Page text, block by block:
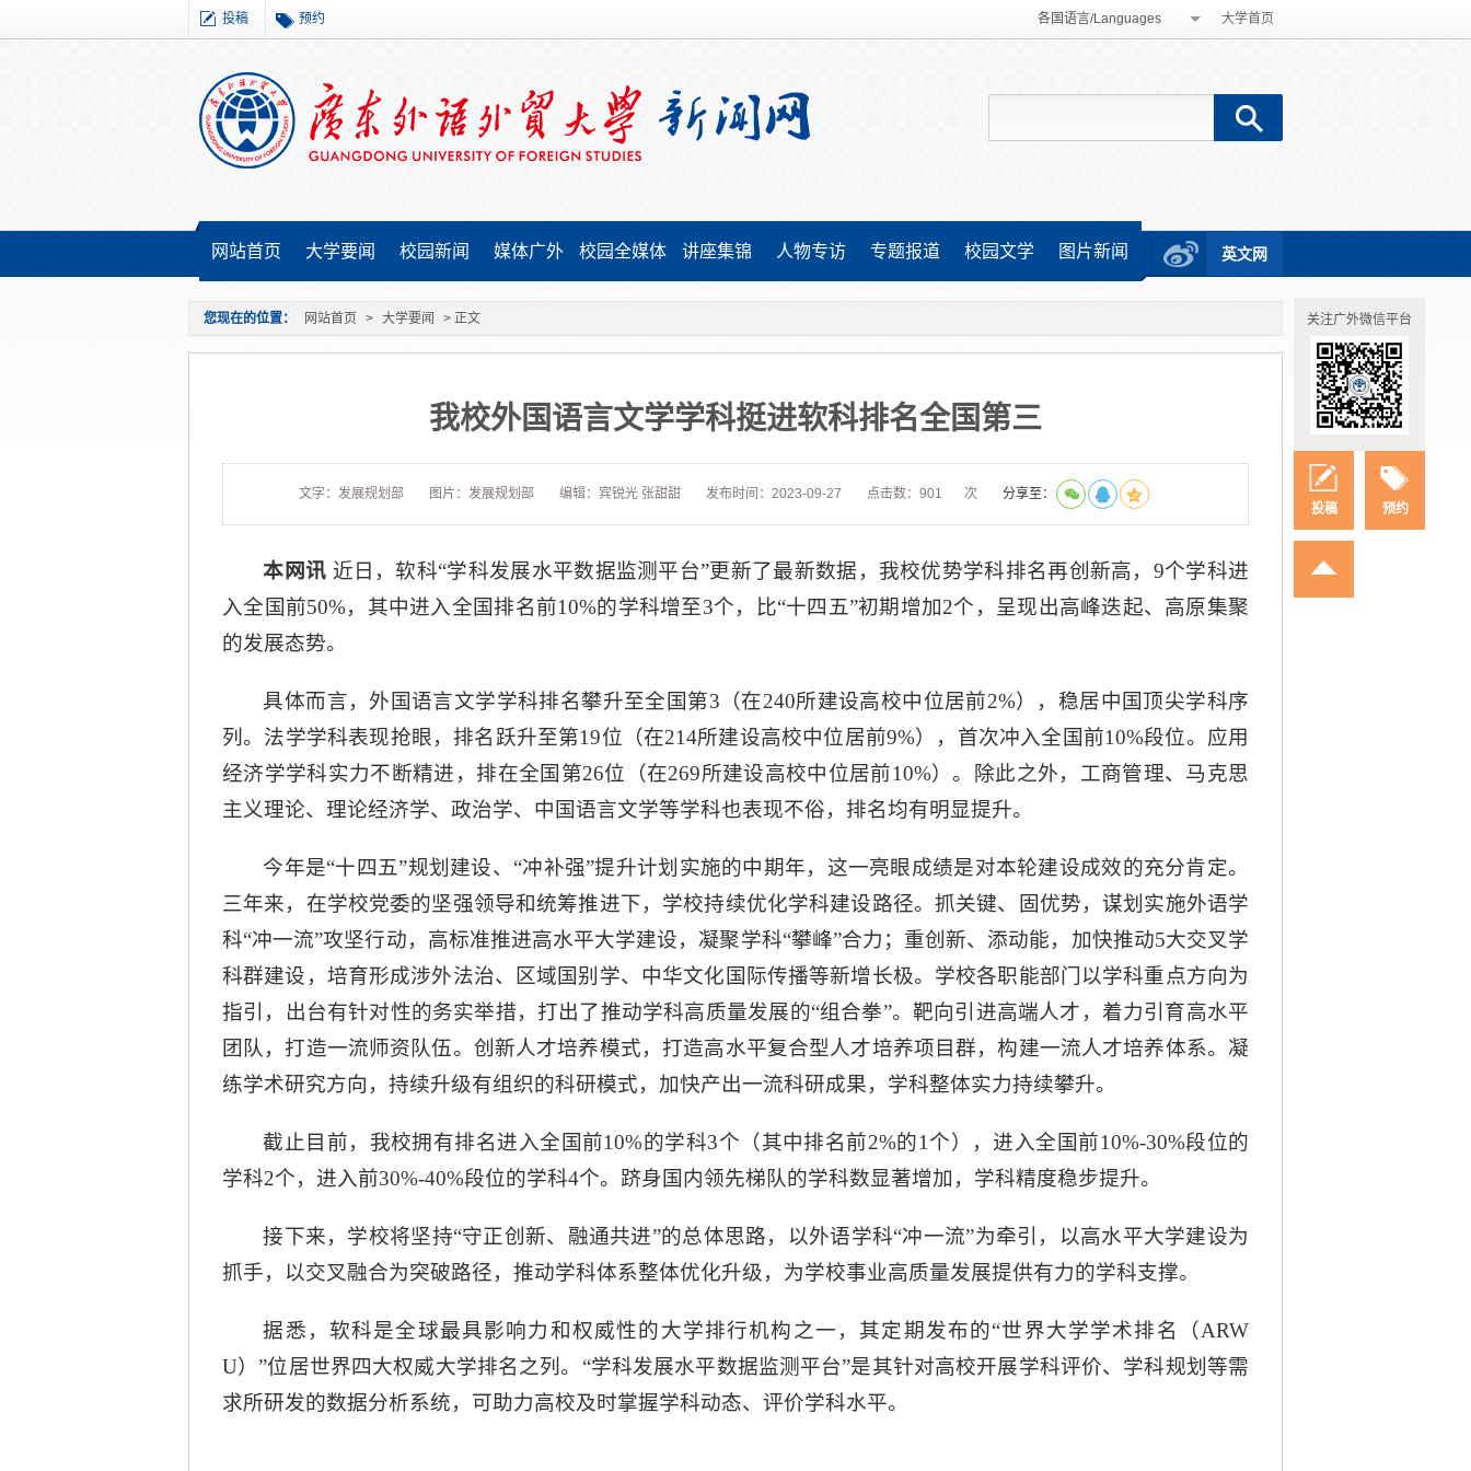
大学首页
各国语言/Languages
投稿 预约
网站首页 大学要闻 校园新闻 媒体广外 校园全媒体 讲座集锦 人物专访 专题报道 校园文学 图片新闻 英文网
关注广外微信平台
投稿 预约
您现在的位置： 网站首页 > 大学要闻 > 正文
我校外国语言文学学科挺进软科排名全国第三
文字：发展规划部 图片：发展规划部 编辑：宾锐光 张甜甜 发布时间：2023-09-27 点击数：901 次 分享至：
本网讯 近日，软科“学科发展水平数据监测平台”更新了最新数据，我校优势学科排名再创新高，9个学科进
入全国前50%，其中进入全国排名前10%的学科增至3个，比“十四五”初期增加2个，呈现出高峰迭起、高原集聚
的发展态势。
具体而言，外国语言文学学科排名攀升至全国第3（在240所建设高校中位居前2%），稳居中国顶尖学科序
列。法学学科表现抢眼，排名跃升至第19位（在214所建设高校中位居前9%），首次冲入全国前10%段位。应用
经济学学科实力不断精进，排在全国第26位（在269所建设高校中位居前10%）。除此之外，工商管理、马克思
主义理论、理论经济学、政治学、中国语言文学等学科也表现不俗，排名均有明显提升。
今年是“十四五”规划建设、“冲补强”提升计划实施的中期年，这一亮眼成绩是对本轮建设成效的充分肯定。
三年来，在学校党委的坚强领导和统筹推进下，学校持续优化学科建设路径。抓关键、固优势，谋划实施外语学
科“冲一流”攻坚行动，高标准推进高水平大学建设，凝聚学科“攀峰”合力；重创新、添动能，加快推动5大交叉学
科群建设，培育形成涉外法治、区域国别学、中华文化国际传播等新增长极。学校各职能部门以学科重点方向为
指引，出台有针对性的务实举措，打出了推动学科高质量发展的“组合拳”。靶向引进高端人才，着力引育高水平
团队，打造一流师资队伍。创新人才培养模式，打造高水平复合型人才培养项目群，构建一流人才培养体系。凝
练学术研究方向，持续升级有组织的科研模式，加快产出一流科研成果，学科整体实力持续攀升。
截止目前，我校拥有排名进入全国前10%的学科3个（其中排名前2%的1个），进入全国前10%-30%段位的
学科2个，进入前30%-40%段位的学科4个。跻身国内领先梯队的学科数显著增加，学科精度稳步提升。
接下来，学校将坚持“守正创新、融通共进”的总体思路，以外语学科“冲一流”为牵引，以高水平大学建设为
抓手，以交叉融合为突破路径，推动学科体系整体优化升级，为学校事业高质量发展提供有力的学科支撑。
据悉，软科是全球最具影响力和权威性的大学排行机构之一，其定期发布的“世界大学学术排名（ARW
U）”位居世界四大权威大学排名之列。“学科发展水平数据监测平台”是其针对高校开展学科评价、学科规划等需
求所研发的数据分析系统，可助力高校及时掌握学科动态、评价学科水平。